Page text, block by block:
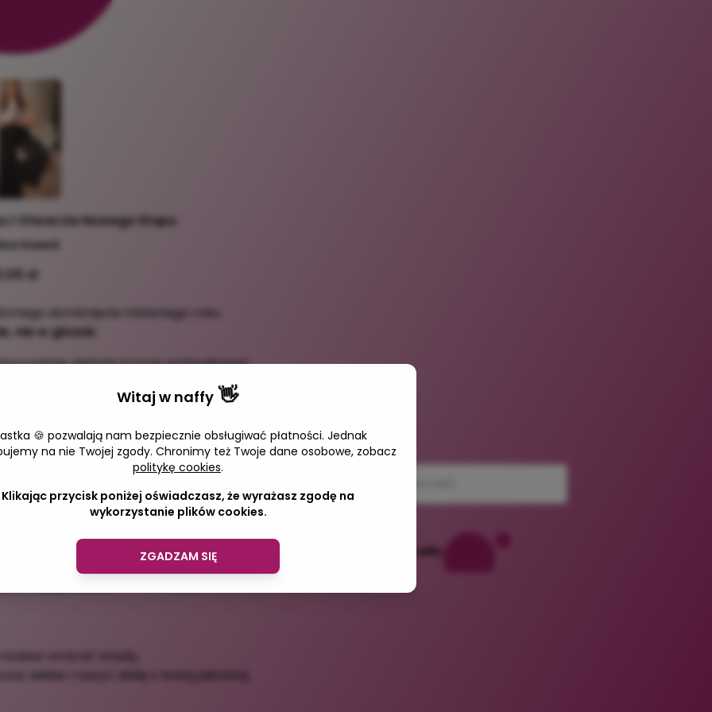
i Otwarcia Nowego Etapu
Szwed
zł
domknięcia minionego roku
nie w głowie
głęboki proces embodiment,
było, uznasz swoją drogę
z większą lekkością i zaufaniem.
minionego roku
i warte celebracji
— te duże i te ciche
i to, na co chcesz się otworzyć
wdzięczności
wracać wtedy,
siebie i ruszyć dalej z nową jakością.
Adres e-mail
Witaj w naffy 👋
🍪 pozwalają nam bezpiecznie obsługiwać płatności. Jednak
na nie Twojej zgody. Chronimy też Twoje dane osobowe, zobacz
politykę cookies.
Klikając przycisk poniżej oświadczasz, że wyrażasz zgodę na
wykorzystanie plików cookies.
ZGADZAM SIĘ